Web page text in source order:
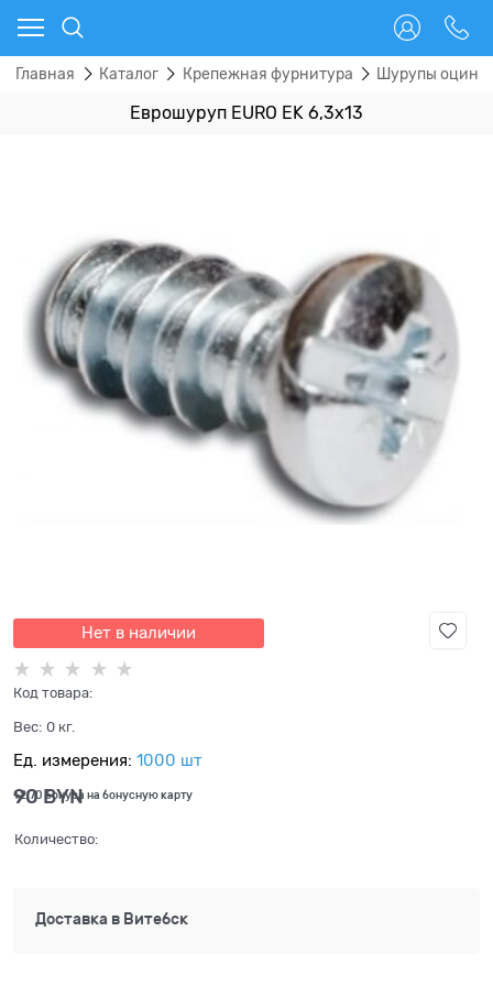
Главная Каталог Крепежная фурнитура Шурупы
Еврошуруп EURO EK 6,3х13
Нет в наличии
Код товара:
Вес: 0 кг.
Ед. измерения: 1000 шт
90 BYN
+2,70 бонуса на бонусную карту
Количество:
Доставка в Витебск